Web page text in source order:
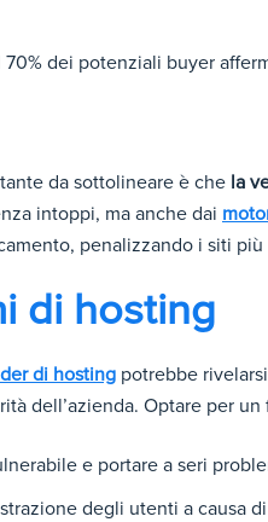
70% dei potenziali buyer
da sottolineare è che la
intoppi, ma anche dai
penalizzando i siti
di hosting
di hosting potrebbe
dell’azienda. Optare per
e portare a seri
degli utenti a causa